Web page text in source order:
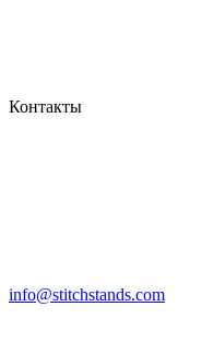
Контакты
info@stitchstands.com